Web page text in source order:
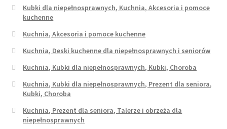
Kubki dla niepełnosprawnych, Kuchnia, Akcesoria i pomoce
kuchenne
Kuchnia, Akcesoria i pomoce kuchenne
Kuchnia, Deski kuchenne dla niepełnosprawnych i seniorów
Kuchnia, Kubki dla niepełnosprawnych, Kubki, Choroba
Kuchnia, Kubki dla niepełnosprawnych, Prezent dla seniora,
Kubki, Choroba
Kuchnia, Prezent dla seniora, Talerze i obrzeża dla
niepełnosprawnych